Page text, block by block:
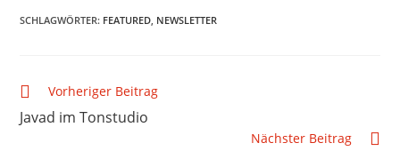
SCHLAGWÖRTER: FEATURED, NEWSLETTER
Vorheriger Beitrag
Javad im Tonstudio
Nächster Beitrag